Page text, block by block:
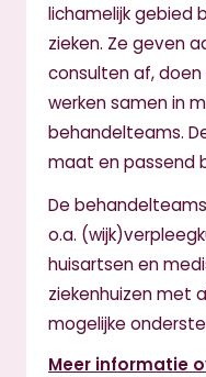
lichamelijk gebied
zieken. Ze geven
consulten af,
werken samen in
behandelteams.
maat en passend
De
o.a.
huisartsen en
ziekenhuizen met
mogelijke
Meer informatie